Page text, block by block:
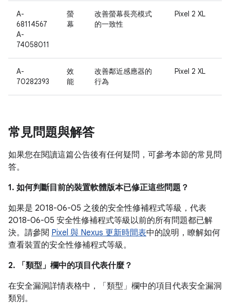
A-
68114567
A-
74058011
螢
幕
改善螢幕長亮模式
的一致性
Pixel 2 XL
A-
70282393
效
能
改善鄰近感應器的
行為
Pixel 2 XL
常見問題與解答
如果您在閱讀這篇公告後有任何疑問，可參考本節的常見問
答。
1. 如何判斷目前的裝置軟體版本已修正這些問題？
如果是 2018-06-05 之後的安全性修補程式等級，代表
2018-06-05 安全性修補程式等級以前的所有問題都已解
決。請參閱 Pixel 與 Nexus 更新時間表中的說明，瞭解如何
查看裝置的安全性修補程式等級。
2. 「類型」 欄中的項目代表什麼？
在安全漏洞詳情表格中，「類型」 欄中的項目代表安全漏洞
類別。